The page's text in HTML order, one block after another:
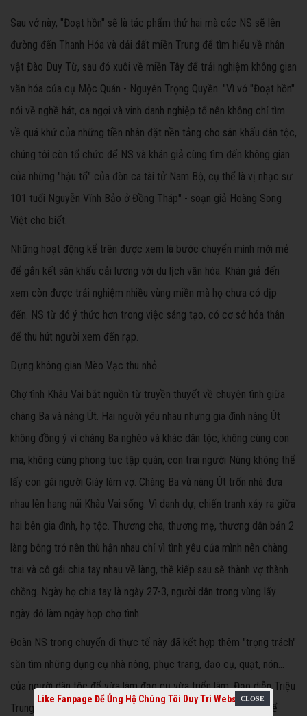
Sau vở này, "Đoạt hồn" sẽ là tác phẩm thứ hai mà các NS sẽ lên
đường đến Thanh Hóa và dải đất miền Trung để tìm hiểu về nhân
vật Đào Duy Từ, sau đó xuôi về miền Tây để trải nghiệm không gian
văn hóa của cụ Mộc Quán - Nguyễn Trọng Quyền. "Vì vở "Đoạt hồn"
nói về nghề hát, ca ngợi và vinh danh nghiệp tổ nên không chỉ tìm
về quá khứ của những tiền nhân đặt nền tảng cho sân khấu dân tộc,
chúng tôi còn tổ chức để NS và khán giả cùng tìm đến không gian
của những "hậu tổ" của đờn ca tài tử Nam Bộ, cụ thể là vị nhạc sư
101 tuổi Nguyễn Vĩnh Bảo ở Đồng Tháp" - soạn giả Hoàng Song
Việt cho biết.
Những hoạt động kể trên được xem là bước chuyển mình mới mẻ
để gắn kết sân khấu cải lương với du lịch văn hóa. Khán giả đến
xem còn được trải nghiệm nhiều vùng miền mà họ chưa có dịp
đến. NS từ đó ý thức hơn trong việc sáng tạo, có cơ sở hóa thân
để thu hút người xem đến rạp.
Dựng không gian Mèo Vạc thu nhỏ
Chợ tình Khâu Vai bắt nguồn từ truyền thuyết về chuyện tình giữa
chàng Ba và nàng Út. Hai người yêu nhau nhưng gia đình nàng Út
không đồng ý vì chàng Ba nghèo và khác dân tộc, không cùng con
ma, không cùng phong tục tập quán; con trai người Nùng không thể
lấy con gái người Giáy làm vợ. Chàng Ba và nàng Út trốn nhà đưa
nhau lên hang núi Khâu Vai sống. Vì danh dự, chiến tranh xảy ra giữa
hai bên gia đình, họ tộc. Thương cha, thương mẹ, thương dân bản 2
làng bỗng trở nên thù hận nhau chỉ vì tình yêu của mình nên chàng
trai và cô gái chia tay nhau về làng, thề kiếp sau sẽ thành vợ thành
chồng. Ngày họ chia tay là ngày 27-3, người dân trong vùng lấy
ngày đó làm ngày họp chợ tình.
Đoàn NS trong chuyến đi thực tế này đã kết hợp thêm "trọng trách"
săn tìm những dụng cụ nhà nông, phục trang, đạo cụ, quạt, nón...
của người dân tộc để vừa làm đạo cụ vừa triển lãm. Đạo diễn Triệu
Trung Kiên cho biết anh sưu tầm được hơn 50 hiện vật, "có thể
Like Fanpage Để Ủng Hộ Chúng Tôi Duy Trì Website